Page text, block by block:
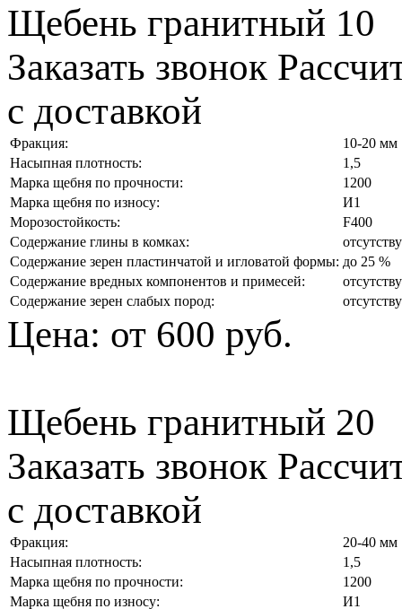
Щебень гранитный 10
Заказать звонок
с доставкой
Фракция:
10-20 мм
Насыпная плотность:
1,5
Марка щебня по прочности:
1200
Марка щебня по износу:
И1
Морозостойкость:
F400
Содержание глины в комках:
Содержание зерен пластинчатой и игловатой формы: до 25 %
Содержание вредных компонентов и примесей:
Содержание зерен слабых пород:
Цена: от 600 руб.
Щебень гранитный 20
Заказать звонок
с доставкой
Фракция:
20-40 мм
Насыпная плотность:
1,5
Марка щебня по прочности:
1200
Марка щебня по износу:
И1